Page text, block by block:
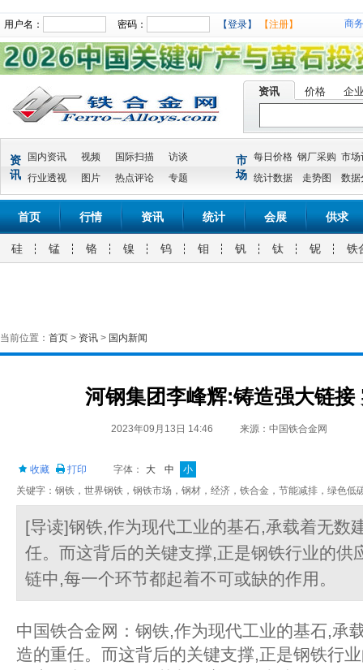
用户名： 密码： 【登录】 【注册】 商
资讯 价格 企
资
讯
国内资讯 视频 国际扫描
访谈
行业透视
图片 热点评论 专题
市
场
每日价格 钢厂采购 市场
统计数据
走势图 数据
首页 行情 资讯 统计 会展 供求
硅 锰 铬 镍 钨 钼 钒 钛 铌 铁
当前位置： 首页 > 资讯 > 国内新闻
河钢集团李峰辉:铸造强大链接
2023年09月13日 14:46 来源：中国铁合金网
收藏 打印 字体： 大 中
小
关键字：钢铁，世界钢铁，钢铁市场，钢材，经济，铁合金，节能减排，绿色低
[导读]钢铁,作为现代工业的基石,承载着无数
任。而这背后的关键支撑,正是钢铁行业的供
链中,每一个环节都起着不可或缺的作用。
中国铁合金网：钢铁,作为现代工业的基石,承
造的重任。而这背后的关键支撑,正是钢铁行